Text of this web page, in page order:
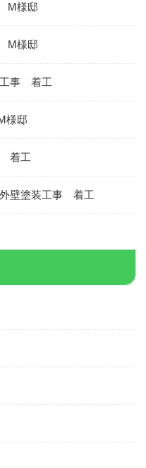
M様邸
M様邸
工事 着工
様邸
着工
壁塗装工事 着工